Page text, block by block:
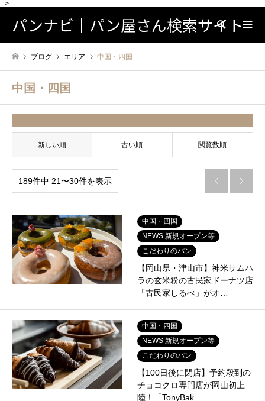
-->
パンナビ｜パン屋さん検索サイト検索
ブログ エリア 中国・四国
中国・四国
新しい順 古い順 閲覧数順
189件中 21〜30件を表示  
中国・四国
NEWS 新規オープン等
こだわりのパン
【岡山県・津山市】神米サムハ
ラの玄米粉の古民家ドーナツ店
「古民家しるべ」がオ…
中国・四国
NEWS 新規オープン等
こだわりのパン
【100日後に閉店】予約殺到の
チョコクロ専門店が岡山初上
陸！「TonyBak…